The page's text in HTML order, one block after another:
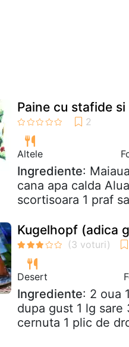
Paine cu stafide
Altele
Ingrediente:
cana apa calda
scortisoara 1 praf
Kugelhopf (adica
Desert
Ingrediente: 2 oua
dupa gust 1 lg
cernuta 1 plic de